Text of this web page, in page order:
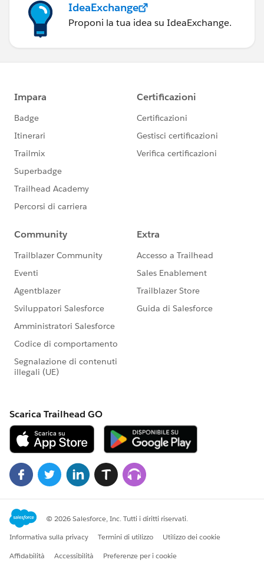
IdeaExchange
Proponi la tua idea su IdeaExchange.